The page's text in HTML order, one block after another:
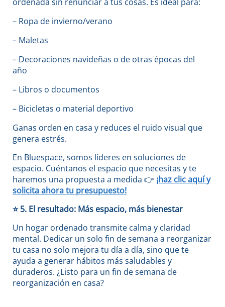
– Ropa de invierno/verano
– Maletas
– Decoraciones navideñas o de otras épocas del
año
– Libros o documentos
– Bicicletas o material deportivo
Ganas orden en casa y reduces el ruido visual que
genera estrés.
En Bluespace, somos líderes en soluciones de
espacio. Cuéntanos el espacio que necesitas y te
haremos una propuesta a medida 👉 ¡haz clic aquí y
solicita ahora tu presupuesto!
⭐5. El resultado: Más espacio, más bienestar
Un hogar ordenado transmite calma y claridad
mental. Dedicar un solo fin de semana a reorganizar
tu casa no solo mejora tu día a día, sino que te
ayuda a generar hábitos más saludables y
duraderos. ¿Listo para un fin de semana de
reorganización en casa?